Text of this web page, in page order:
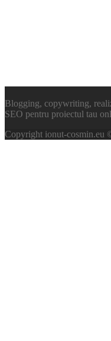
Blogging, copywriting,
SEO pentru proiectul tau
Copyright ionut-cosmin.eu